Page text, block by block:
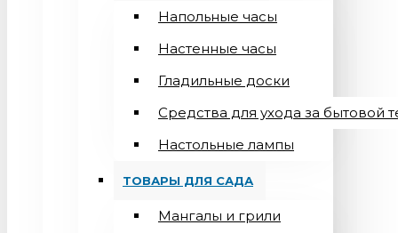
Напольные часы
Настенные часы
Гладильные доски
Средства для ухода за бытовой
Настольные лампы
ТОВАРЫ ДЛЯ САДА
Мангалы и грили